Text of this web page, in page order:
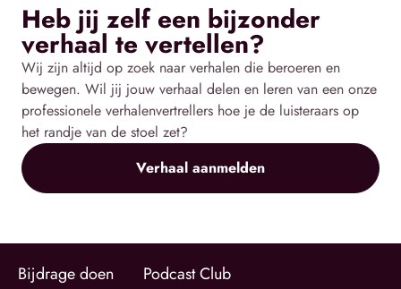
Heb jij zelf een bijzonder
verhaal te vertellen?
Wij zijn altijd op zoek naar verhalen die beroeren en
bewegen. Wil jij jouw verhaal delen en leren van een onze
professionele verhalenvertrellers hoe je de luisteraars op
het randje van de stoel zet?
Verhaal aanmelden
Bijdrage doen
Podcast Club